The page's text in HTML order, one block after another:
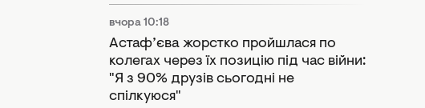
вчора 10:18
Астаф’єва жорстко пройшлася по
колегах через їх позицію під час війни:
"Я з 90% друзів сьогодні не
спілкуюся"